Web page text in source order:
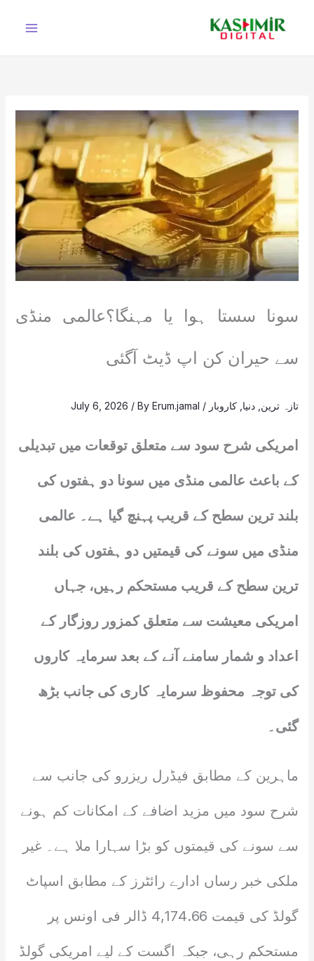
سونا سستا ہوا یا مہنگا؟عالمی منڈی
سے حیران کن اپ ڈیٹ آگئی
تازہ ترین دنیا کاروبار /
July 6, 2026 / ByErum.jamal
امریکی شرح سود سے متعلق توقعات میں تبدیلی
کے باعث عالمی منڈی میں سونا دو ہفتوں کی
بلند ترین سطح کے قریب پہنچ گیا ہے۔ عالمی
منڈی میں سونے کی قیمتیں دو ہفتوں کی بلند
ترین سطح کے قریب مستحکم رہیں، جہاں
امریکی معیشت سے متعلق کمزور روزگار کے
اعداد و شمار سامنے آنے کے بعد سرمایہ کاروں
کی توجہ محفوظ سرمایہ کاری کی جانب بڑھ
گئی۔
ماہرین کے مطابق فیڈرل ریزرو کی جانب سے
شرح سود میں مزید اضافے کے امکانات کم ہونے
سے سونے کی قیمتوں کو بڑا سہارا ملا ہے۔ غیر
ملکی خبر رساں ادارے رائٹرز کے مطابق اسپاٹ
گولڈ کی قیمت 4,174.66 ڈالر فی اونس پر
مستحکم رہی، جبکہ اگست کے لیے امریکی گولڈ